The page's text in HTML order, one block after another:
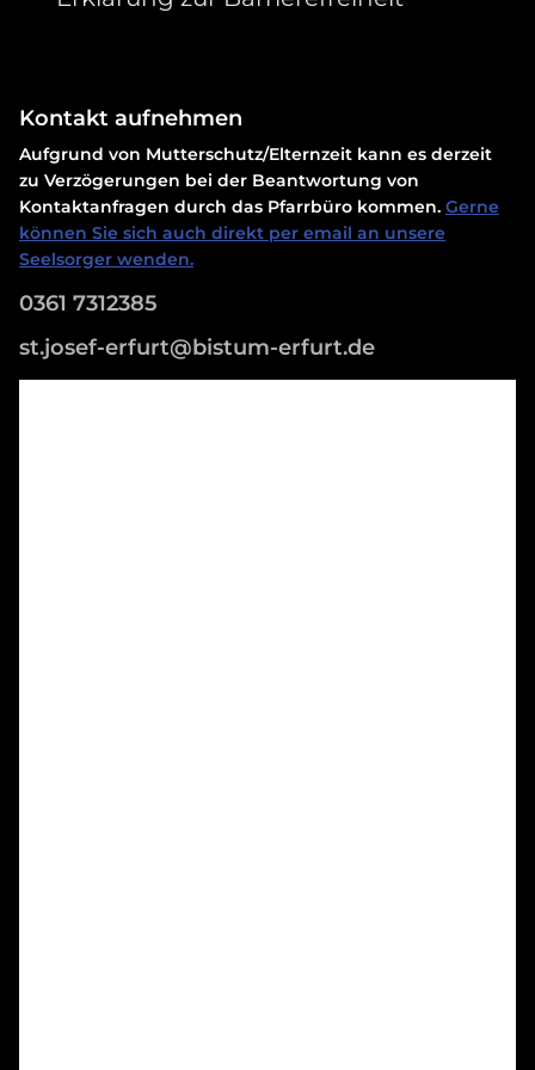
Kontakt aufnehmen
Aufgrund von Mutterschutz/Elternzeit kann es derzeit
zu Verzögerungen bei der Beantwortung von
Kontaktanfragen durch das Pfarrbüro kommen. Gerne
können Sie sich auch direkt per email an unsere
Seelsorger wenden.
0361 7312385
st.josef-erfurt@bistum-erfurt.de